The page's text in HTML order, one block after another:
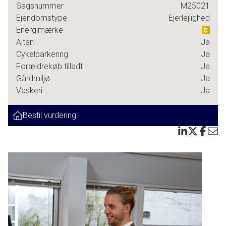
Lejligheden byder på en skøn og moderne planløsning med
entré, stilrent badeværelse, lækkert køkken, stor stue og et
godt soveværelse med direkte udgang til en rummelig
altan. Altanen ligger helt ugenert, og ejer har netop
fremhævet den som et af boligens bedste spots, perfekt til
morgenkaffen, grill, ro og frisk luft.
Badeværelset er i øvrigt værd at dvæle lidt ved. Det er
virkelig i en klasse for sig selv. Flotte materialer, god plads
og en helhed, man sjældent ser i denne boligtype.
Lyset strømmer ind i hele lejligheden, og de
gennemgående, lyse overflader gør, at rummene virker
endnu større og mere indbydende. Det hele spiller bare fra
gulv til loft.
Ejendommen har en god og tryg ejerforening, og
Sagsnummer
M25021
Ejendomstype
Ejerlejlighed
Energimærke
Altan
Ja
Cykelparkering
Ja
Forældrekøb tilladt
Ja
Gårdmiljø
Ja
Vaskeri
Ja
Bestil vurdering